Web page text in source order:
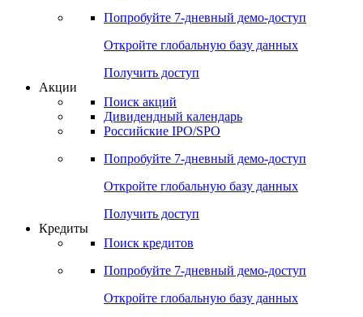
Попробуйте 7-дневный демо-доступ
Откройте глобальную базу данных
Получить доступ
Акции
Поиск акций
Дивидендный календарь
Российские IPO/SPO
Попробуйте 7-дневный демо-доступ
Откройте глобальную базу данных
Получить доступ
Кредиты
Поиск кредитов
Попробуйте 7-дневный демо-доступ
Откройте глобальную базу данных